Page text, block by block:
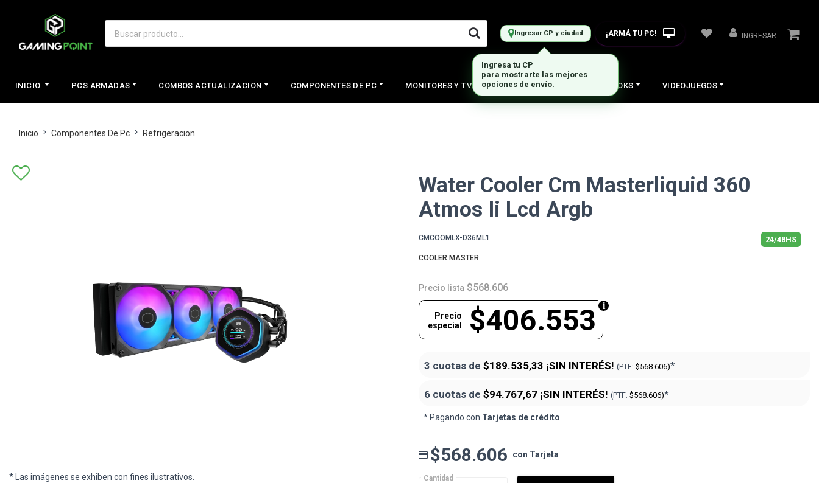
Ingresar CP y ciudad ¡ARMÁ TU PC! INGRESAR
INICIO PCS ARMADAS COMBOS ACTUALIZACION COMPONENTES DE PC MONITORES Y TVS PERIFERICOS NOTEBOOKS VIDEOJUEGOS
Inicio Componentes De Pc Refrigeracion
* Las imágenes se exhiben con fines ilustrativos.
Water Cooler Cm Masterliquid 360
Atmos Ii Lcd Argb
CMCOOMLX-D36ML1 24/48HS
COOLER MASTER
Precio lista $568.606
$406.553
Precio
especial
3 cuotas de $189.535,33 ¡SIN INTERÉS! (PTF: $568.606)*
6 cuotas de $94.767,67 ¡SIN INTERÉS! (PTF: $568.606)*
* Pagando con Tarjetas de crédito
$568.606 con Tarjeta
Cantidad
Ingresa tu CP
para mostrarte las mejores
opciones de envío.